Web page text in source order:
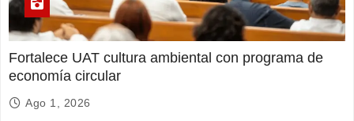
Fortalece UAT cultura ambiental con programa de
economía circular
Ago 1, 2026